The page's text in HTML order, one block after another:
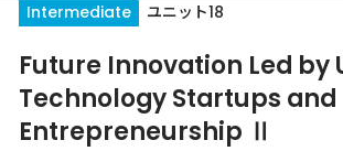
Intermediate ユニット18
Future Innovation Led by
Technology Startups and
Entrepreneurship Ⅱ